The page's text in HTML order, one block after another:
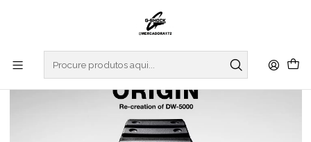
G-SHOCK
Revival Limited Edition DW-5000R-1AER